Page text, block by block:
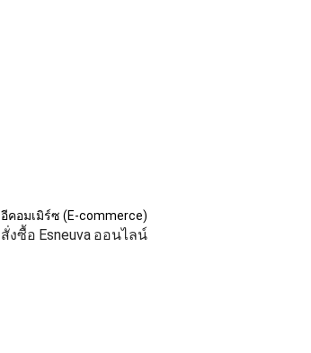
อีคอมเมิร์ซ (E-commerce)
สั่งซื้อ Esneuva ออนไลน์